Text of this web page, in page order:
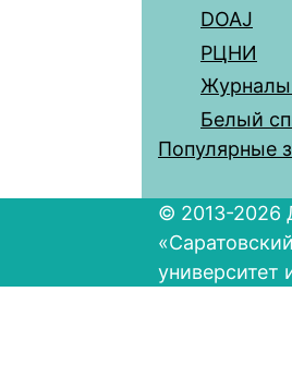
DOAJ
РЦНИ
Белый
Популярные
© 2013-2026
университет